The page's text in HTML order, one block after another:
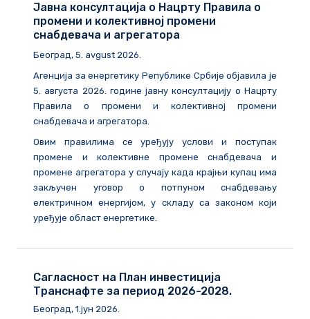
Јавна консултација о Нацрту Правила о
промени и колективној промени
снабдевача и агрегатора
Београд, 5. avgust 2026.
Агенција за енергетику Републике Србије објавила је
5. августа 2026. годинејавну консултацију о Нацрту
Правила о промени и колективној промени
снабдевача и агрегатора.
Овим правилима се уређују услови и поступак
промене и колективне промене снабдевача и
промене агрегатора у случају када крајњи купац има
закључен уговор о потпуном снабдевању
електричном енергијом, у складу са законом који
уређује област енергетике.
Сагласност на План инвестиција
Транснафте за период 2026-2028.
Београд, 1.јун 2026.